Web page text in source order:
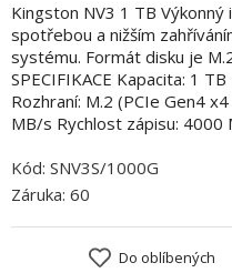
Kingston NV3 1 TB Výkonný
spotřebou a nižším
systému. Formát disku je
SPECIFIKACE Kapacita: 1
Rozhraní: M.2 (PCIe Gen4
MB/s Rychlost zápisu: 4000
Kód: SNV3S/1000G
Záruka: 60
Do oblíbených